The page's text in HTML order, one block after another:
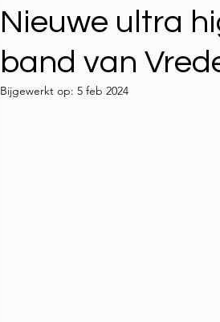
Reportages
Nieuwe ultra
band van
Bijgewerkt op: 5 feb 2024